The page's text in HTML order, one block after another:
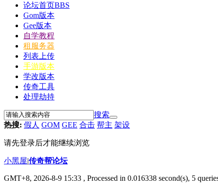
论坛首页BBS
Gom版本
Gee版本
自学教程
租服务器
列表上传
手游版本
学改版本
传奇工具
处理劫持
搜索
热搜: 假人 GOM GEE 合击 帮主 架设
请先登录后才能继续浏览
小黑屋|传奇帮论坛
GMT+8, 2026-8-9 15:33 , Processed in 0.016338 second(s), 5